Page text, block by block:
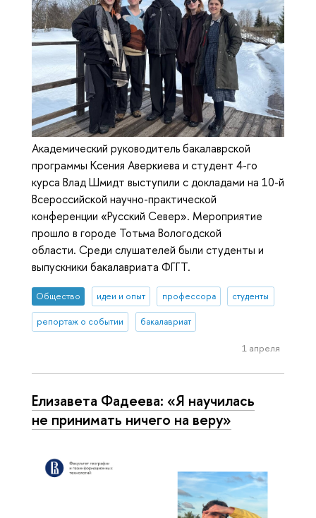
Академический руководитель бакалаврской
программы Ксения Аверкиева и студент 4-го
курса Влад Шмидт выступили с докладами на 10-й
Всероссийской научно-практической
конференции «Русский Север». Мероприятие
прошло в городе Тотьма Вологодской
области. Среди слушателей были студенты и
выпускники бакалавриата ФГГТ.
Общество идеи и опыт профессора студенты
репортаж о событии бакалавриат
1 апреля
Елизавета Фадеева: «Я научилась
не принимать ничего на веру»